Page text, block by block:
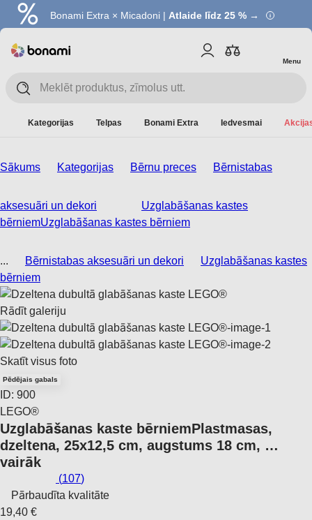
Bonami Extra × Micadoni | Atlaide līdz 25 % →
Menu
Kategorijas Telpas Bonami Extra Iedvesmai
Sākums Kategorijas Bērnu preces Bērnistabas
aksesuāri un dekori
Uzglabāšanas kastes
bērniemUzglabāšanas kastes bērniem
... Bērnistabas aksesuāri un dekori
Uzglabāšanas kastes
bērniem
Rādīt galeriju
Skatīt visus foto
Pēdējais gabals
ID: 900
LEGO®
Uzglabāšanas kaste bērniemPlastmasas,
dzeltena, 25x12,5 cm, augstums 18 cm, …
vairāk
(107)
Pārbaudīta kvalitāte
19,40 €